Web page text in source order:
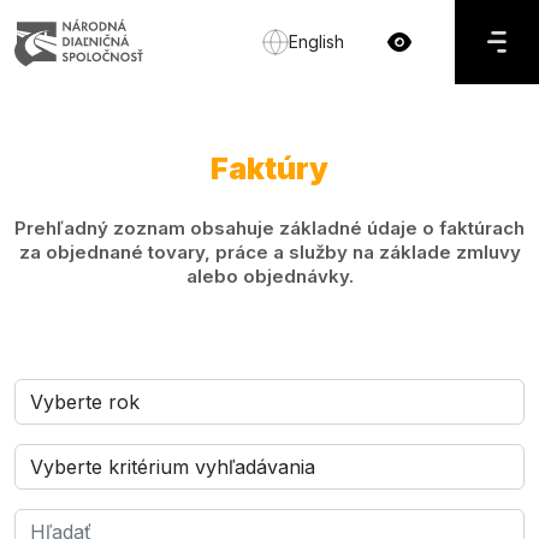
English
Faktúry
Prehľadný zoznam obsahuje základné údaje o faktúrach
za objednané tovary, práce a služby na základe zmluvy
alebo objednávky.